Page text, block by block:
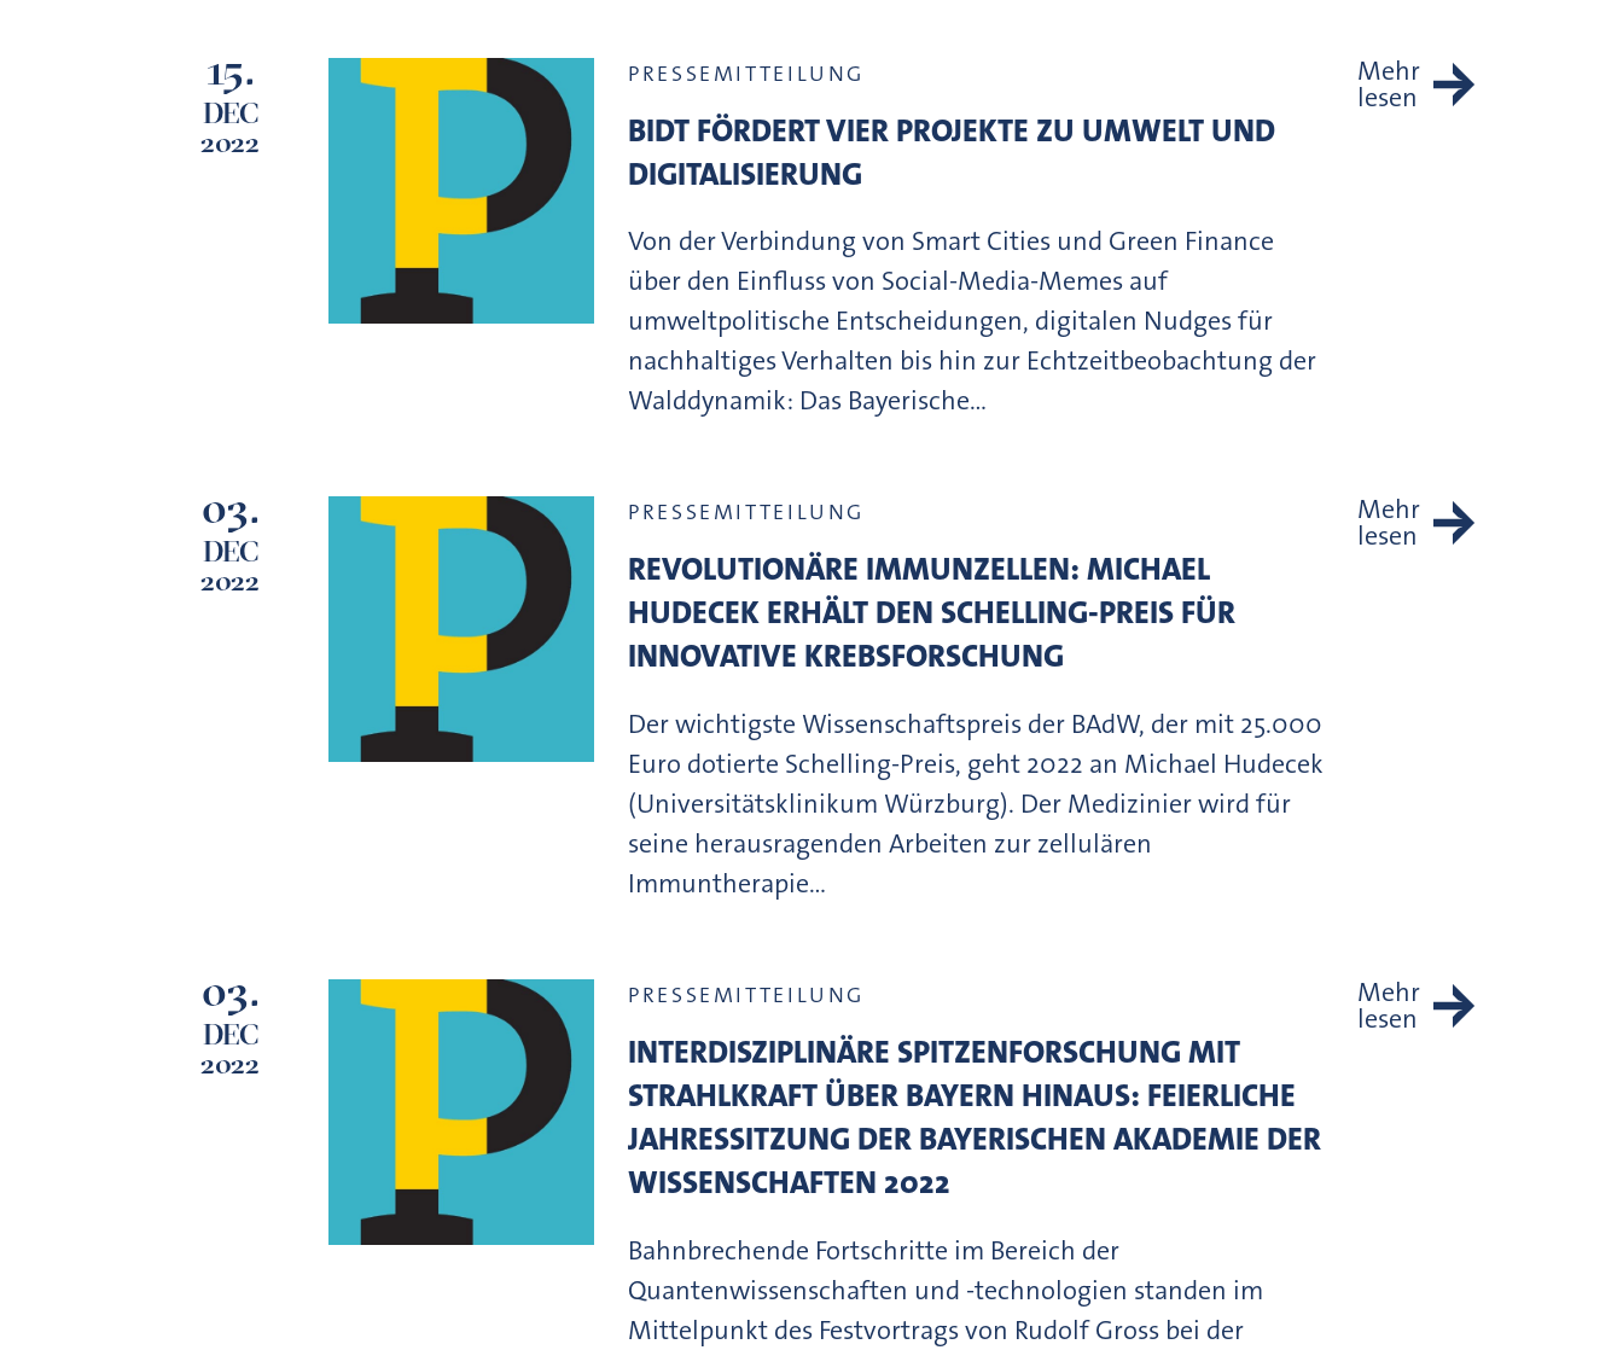
15.
DEC
2022
PRESSEMITTEILUNG
BIDT FÖRDERT VIER PROJEKTE ZU UMWELT UND
DIGITALISIERUNG
Von der Verbindung von Smart Cities und Green Finance
über den Einfluss von Social-Media-Memes auf
umweltpolitische Entscheidungen, digitalen Nudges für
nachhaltiges Verhalten bis hin zur Echtzeitbeobachtung der
Walddynamik: Das Bayerische…
Mehr
lesen
03.
DEC
2022
PRESSEMITTEILUNG
REVOLUTIONÄRE IMMUNZELLEN: MICHAEL
HUDECEK ERHÄLT DEN SCHELLING-PREIS FÜR
INNOVATIVE KREBSFORSCHUNG
Der wichtigste Wissenschaftspreis der BAdW, der mit 25.000
Euro dotierte Schelling-Preis, geht 2022 an Michael Hudecek
(Universitätsklinikum Würzburg). Der Medizinier wird für
seine herausragenden Arbeiten zur zellulären
Immuntherapie…
Mehr
lesen
03.
DEC
2022
PRESSEMITTEILUNG
INTERDISZIPLINÄRE SPITZENFORSCHUNG MIT
STRAHLKRAFT ÜBER BAYERN HINAUS: FEIERLICHE
JAHRESSITZUNG DER BAYERISCHEN AKADEMIE DER
WISSENSCHAFTEN 2022
Bahnbrechende Fortschritte im Bereich der
Quantenwissenschaften und -technologien standen im
Mittelpunkt des Festvortrags von Rudolf Gross bei der
Mehr
lesen